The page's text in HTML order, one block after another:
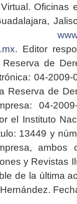
Oficinas
. Editor
de
04-2009-
Reserva de
04-2009-
el Instituto
13449 y
ambos
y Revistas
de la última